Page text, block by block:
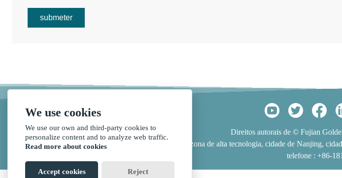
submeter
Direitos autorais de © Fujian
endereço :No.175, rodovia nacional 319, zona de alta tecnologia, cidade de Nanjing,
telefone : +86-
We use cookies
We use our own and third-party cookies to
personalize content and to analyze web traffic.
Read more about cookies
Accept cookies Reject